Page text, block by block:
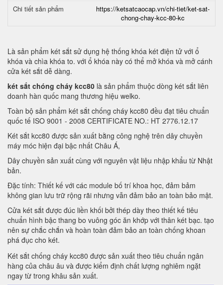
Chi tiết sản phẩm
https://ketsatcaocap.vn/chi-tiet/ket-sat-
chong-chay-kcc-80-kc
Là sản phẩm két sắt sử dụng hệ thống khóa két điện tử với ổ
khóa và chìa khóa to. với ổ khóa này có thể mở khóa và mở cánh
cửa két sắt dễ dàng.
két sắt chóng cháy kcc80 là sản phẩm thuộc dòng két sắt liên
doanh hàn quốc mang thương hiệu welko.
Toàn bộ sản phẩm két sắt chống cháy kcc80 đều đạt tiêu chuẩn
quốc tế ISO 9001 - 2008 CERTIFICATE NO.: HT 2776.12.17
Két sắt kcc80 được sản xuất bằng công nghệ trên dây chuyền
máy móc hiện đại bậc nhất Châu Á,
Dây chuyền sản xuất cùng với nguyên vật liệu nhập khẩu từ Nhật
bản.
Đặc tính: Thiết kế với các module bố trí khoa học, đảm bảm
không gian lưu trữ rộng rãi nhưng vẫn đảm bảo an toàn bảo mật.
Cửa két sắt được đúc liền khối bởi thép dày theo thiết kế tiêu
chuẩn hình bậc thang bo vuông góc ăn khớp với thân két bạc. tạo
nên sự chắc chắn và hoàn toàn đảm bảo an toàn chống khoan
phá đục cho két.
Két sắt chống cháy kcc80 được sản xuất theo tiêu chuẩn ngân
hàng của châu âu và được kiểm định chất lượng nghiêm ngặt
ngay từ trong khâu sản xuất.